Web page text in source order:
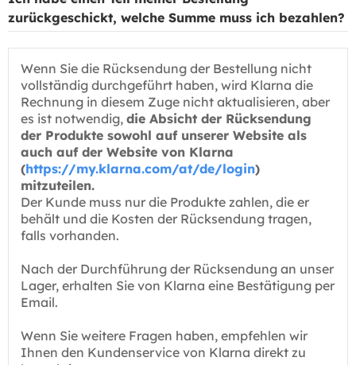
zurückgeschickt, welche Summe muss ich bezahlen?
Wenn Sie die Rücksendung der Bestellung nicht
vollständig durchgeführt haben, wird Klarna die
Rechnung in diesem Zuge nicht aktualisieren, aber
es ist notwendig, die Absicht der Rücksendung
der Produkte sowohl auf unserer Website als
auch auf der Website von Klarna
(https://my.klarna.com/at/de/login)
mitzuteilen.
Der Kunde muss nur die Produkte zahlen, die er
behält und die Kosten der Rücksendung tragen,
falls vorhanden.
Nach der Durchführung der Rücksendung an unser
Lager, erhalten Sie von Klarna eine Bestätigung per
Email.
Wenn Sie weitere Fragen haben, empfehlen wir
Ihnen den Kundenservice von Klarna direkt zu